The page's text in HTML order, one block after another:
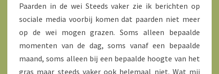
Paarden in de wei Steeds vaker zie ik berichten op
sociale media voorbij komen dat paarden niet meer
op de wei mogen grazen. Soms alleen bepaalde
momenten van de dag, soms vanaf een bepaalde
maand, soms alleen bij een bepaalde hoogte van het
gras maar steeds vaker ook helemaal niet. Wat mij